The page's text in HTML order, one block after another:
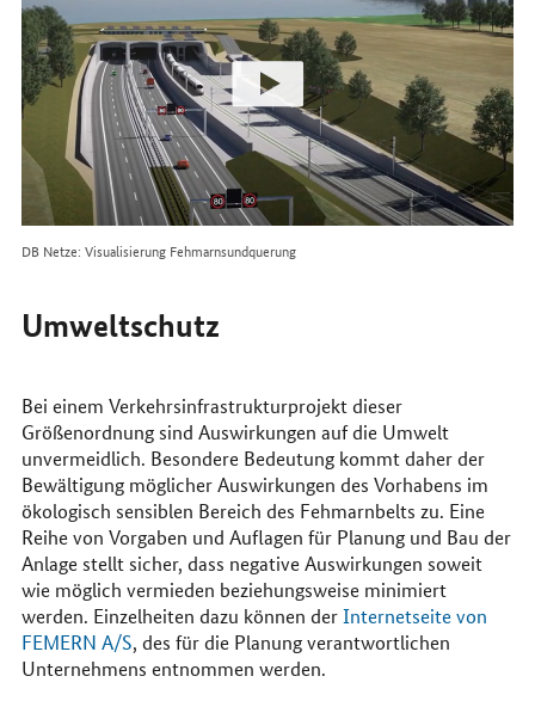
DB Netze: Visualisierung Fehmarnsundquerung
Umweltschutz
Bei einem Verkehrsinfrastrukturprojekt dieser
Größenordnung sind Auswirkungen auf die Umwelt
unvermeidlich. Besondere Bedeutung kommt daher der
Bewältigung möglicher Auswirkungen des Vorhabens im
ökologisch sensiblen Bereich des Fehmarnbelts zu. Eine
Reihe von Vorgaben und Auflagen für Planung und Bau der
Anlage stellt sicher, dass negative Auswirkungen soweit
wie möglich vermieden beziehungsweise minimiert
werden. Einzelheiten dazu können derInternetseite von
FEMERN A/S, des für die Planung verantwortlichen
Unternehmens entnommen werden.